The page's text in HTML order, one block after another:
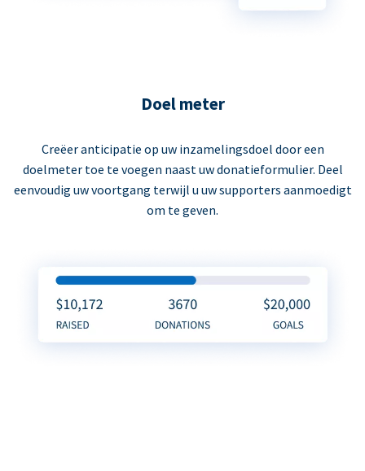
Doel meter
Creëer anticipatie op uw inzamelingsdoel door een
doelmeter toe te voegen naast uw donatieformulier. Deel
eenvoudig uw voortgang terwijl u uw supporters aanmoedigt
om te geven.